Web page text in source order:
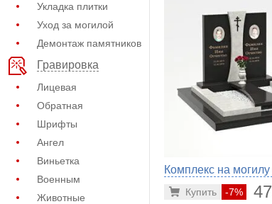
Укладка плитки
Уход за могилой
Демонтаж памятников
Гравировка
Лицевая
Обратная
Шрифты
Ангел
Виньетка
Военным
Животные
Комплекс на
-7%
Купить